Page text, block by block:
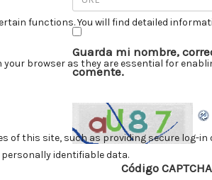
Guarda mi nombre,
comente.
Código CAPTCHA